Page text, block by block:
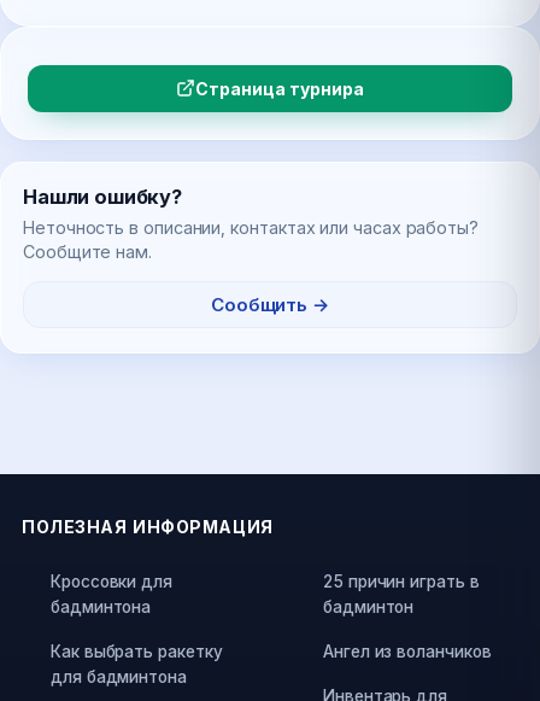
Страница турнира
Нашли ошибку?
Неточность в описании, контактах или часах работы?
Сообщите нам.
Сообщить →
ПОЛЕЗНАЯ ИНФОРМАЦИЯ
Кроссовки для
бадминтона
Как выбрать ракетку
для бадминтона
25 причин играть в
бадминтон
Ангел из воланчиков
Инвентарь для